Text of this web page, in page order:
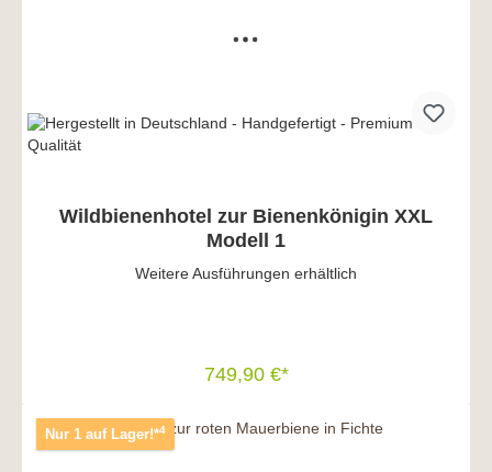
Wildbienenhotel zur Bienenkönigin XXL
Modell 1
Weitere Ausführungen erhältlich
749,90 €*
In den Warenkorb
Nur 1 auf Lager!*4